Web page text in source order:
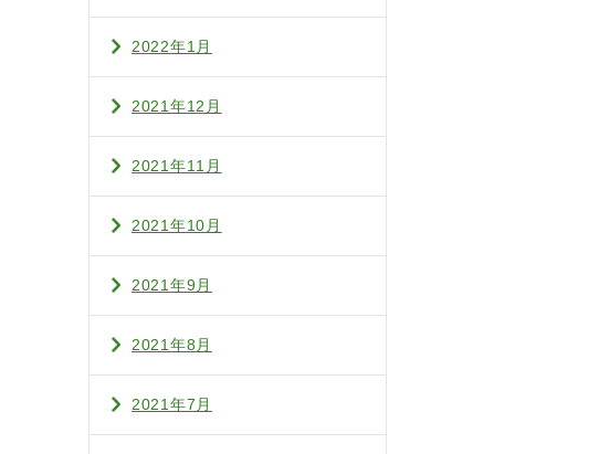
2022年1月
2021年12月
2021年11月
2021年10月
2021年9月
2021年8月
2021年7月